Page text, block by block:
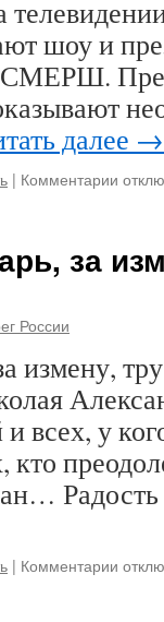
шоу и
СМЕРШ.
далее →
| Комментарии к
рука»,
чего
будет
за
России
измену,
всех, у
кто
| Комментарии к